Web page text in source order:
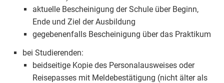
aktuelle Bescheinigung der Schule über Beginn,
Ende und Ziel der Ausbildung
gegebenenfalls Bescheinigung über das Praktikum
bei Studierenden:
beidseitige Kopie des Personalausweises oder
Reisepasses mit Meldebestätigung (nicht älter als